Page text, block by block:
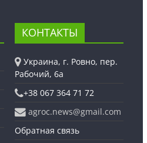
КОНТАКТЫ
Украина, г. Ровно, пер.
Рабочий, 6а
+38 067 364 71 72
agroc.news@gmail.com
Обратная связь